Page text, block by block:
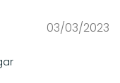
03/03/2023